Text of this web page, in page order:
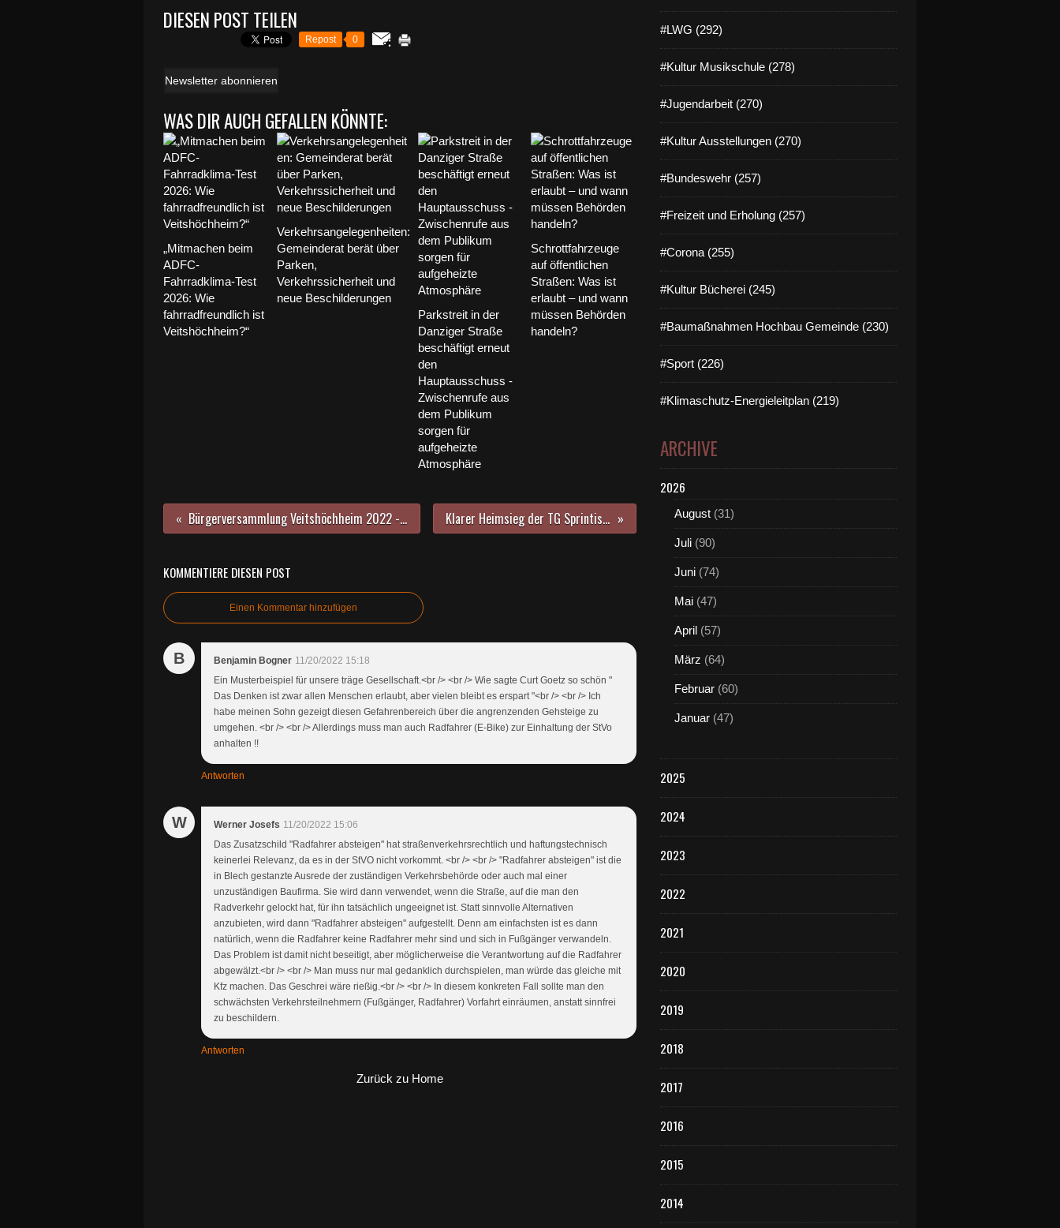
DIESEN POST TEILEN
Repost 0
Newsletter abonnieren
WAS DIR AUCH GEFALLEN KÖNNTE:
„Mitmachen beim
ADFC-
Fahrradklima-Test
2026: Wie
fahrradfreundlich ist
Veitshöchheim?“
Verkehrsangelegenheiten:
Gemeinderat berät über
Parken,
Verkehrssicherheit und
neue Beschilderungen
Parkstreit in der
Danziger Straße
beschäftigt erneut
den
Hauptausschuss -
Zwischenrufe aus
dem Publikum
sorgen für
aufgeheizte
Atmosphäre
Schrottfahrzeuge
auf öffentlichen
Straßen: Was ist
erlaubt – und wann
müssen Behörden
handeln?
Bürgerversammlung Veitshöchheim 2022 - Teil 4: Rückschau auf viele Ereignisse in diesem Jahr Klarer Heimsieg der TG Sprintis Veitshöchheim gegen Regnitztal Baskets
KOMMENTIERE DIESEN POST
Einen Kommentar hinzufügen
B Benjamin Bogner 11/20/2022 15:18
Ein Musterbeispiel für unsere träge Gesellschaft.<br /> <br /> Wie sagte Curt Goetz so schön "
Das Denken ist zwar allen Menschen erlaubt, aber vielen bleibt es erspart "<br /> <br /> Ich
habe meinen Sohn gezeigt diesen Gefahrenbereich über die angrenzenden Gehsteige zu
umgehen. <br /> <br /> Allerdings muss man auch Radfahrer (E-Bike) zur Einhaltung der StVo
anhalten !!
Antworten
W Werner Josefs 11/20/2022 15:06
Das Zusatzschild "Radfahrer absteigen" hat straßenverkehrsrechtlich und haftungstechnisch
keinerlei Relevanz, da es in der StVO nicht vorkommt. <br /> <br /> "Radfahrer absteigen" ist die
in Blech gestanzte Ausrede der zuständigen Verkehrsbehörde oder auch mal einer
unzuständigen Baufirma. Sie wird dann verwendet, wenn die Straße, auf die man den
Radverkehr gelockt hat, für ihn tatsächlich ungeeignet ist. Statt sinnvolle Alternativen
anzubieten, wird dann "Radfahrer absteigen" aufgestellt. Denn am einfachsten ist es dann
natürlich, wenn die Radfahrer keine Radfahrer mehr sind und sich in Fußgänger verwandeln.
Das Problem ist damit nicht beseitigt, aber möglicherweise die Verantwortung auf die Radfahrer
abgewälzt.<br /> <br /> Man muss nur mal gedanklich durchspielen, man würde das gleiche mit
Kfz machen. Das Geschrei wäre rießig.<br /> <br /> In diesem konkreten Fall sollte man den
schwächsten Verkehrsteilnehmern (Fußgänger, Radfahrer) Vorfahrt einräumen, anstatt sinnfrei
zu beschildern.
Antworten
Zurück zu Home
#LWG (292)
#Kultur Musikschule (278)
#Jugendarbeit (270)
#Kultur Ausstellungen (270)
#Bundeswehr (257)
#Freizeit und Erholung (257)
#Corona (255)
#Kultur Bücherei (245)
#Baumaßnahmen Hochbau Gemeinde (230)
#Sport (226)
#Klimaschutz-Energieleitplan (219)
ARCHIVE
2026
August (31)
Juli (90)
Juni (74)
Mai (47)
April (57)
März (64)
Februar (60)
Januar (47)
2025
2024
2023
2022
2021
2020
2019
2018
2017
2016
2015
2014